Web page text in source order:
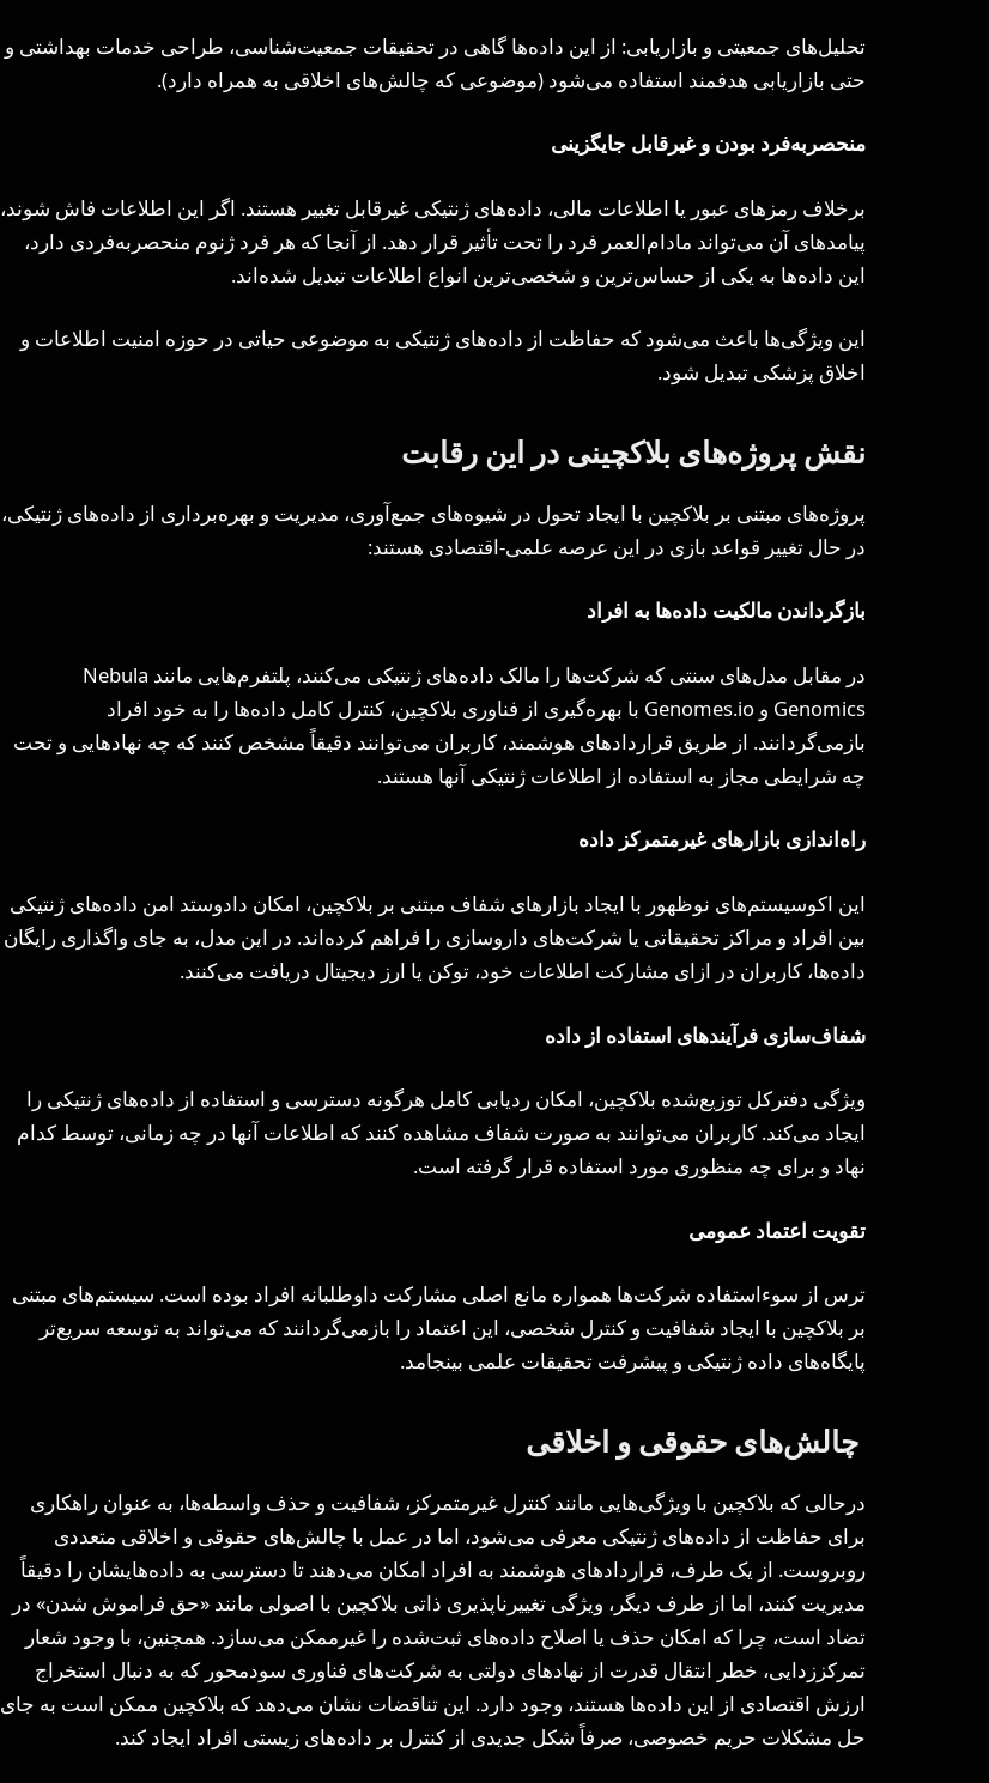
تحلیل‌های جمعیتی و بازاریابی: از این داده‌ها گاهی در تحقیقات جمعیت‌شناسی، طراحی خدمات بهداشتی و
حتی بازاریابی هدفمند استفاده می‌شود (موضوعی که چالش‌های اخلاقی به همراه دارد).
منحصربه‌فرد بودن و غیرقابل جایگزینی
برخلاف رمزهای عبور یا اطلاعات مالی، داده‌های ژنتیکی غیرقابل تغییر هستند. اگر این اطلاعات فاش شوند،
پیامدهای آن می‌تواند مادام‌العمر فرد را تحت تأثیر قرار دهد. از آنجا که هر فرد ژنوم منحصربه‌فردی دارد،
این داده‌ها به یکی از حساس‌ترین و شخصی‌ترین انواع اطلاعات تبدیل شده‌اند.
این ویژگی‌ها باعث می‌شود که حفاظت از داده‌های ژنتیکی به موضوعی حیاتی در حوزه امنیت اطلاعات و
اخلاق پزشکی تبدیل شود.
نقش پروژه‌های بلاکچینی در این رقابت
پروژه‌های مبتنی بر بلاکچین با ایجاد تحول در شیوه‌های جمع‌آوری، مدیریت و بهره‌برداری از داده‌های ژنتیکی،
در حال تغییر قواعد بازی در این عرصه علمی-اقتصادی هستند:
بازگرداندن مالکیت داده‌ها به افراد
در مقابل مدل‌های سنتی که شرکت‌ها را مالک داده‌های ژنتیکی می‌کنند، پلتفرم‌هایی مانند Nebula
Genomics و Genomes.io با بهره‌گیری از فناوری بلاکچین، کنترل کامل داده‌ها را به خود افراد
بازمی‌گردانند. از طریق قراردادهای هوشمند، کاربران می‌توانند دقیقاً مشخص کنند که چه نهادهایی و تحت
چه شرایطی مجاز به استفاده از اطلاعات ژنتیکی آنها هستند.
راه‌اندازی بازارهای غیرمتمرکز داده
این اکوسیستم‌های نوظهور با ایجاد بازارهای شفاف مبتنی بر بلاکچین، امکان دادوستد امن داده‌های ژنتیکی
بین افراد و مراکز تحقیقاتی یا شرکت‌های داروسازی را فراهم کرده‌اند. در این مدل، به جای واگذاری رایگان
داده‌ها، کاربران در ازای مشارکت اطلاعات خود، توکن یا ارز دیجیتال دریافت می‌کنند.
شفاف‌سازی فرآیندهای استفاده از داده
ویژگی دفترکل توزیع‌شده بلاکچین، امکان ردیابی کامل هرگونه دسترسی و استفاده از داده‌های ژنتیکی را
ایجاد می‌کند. کاربران می‌توانند به صورت شفاف مشاهده کنند که اطلاعات آنها در چه زمانی، توسط کدام
نهاد و برای چه منظوری مورد استفاده قرار گرفته است.
تقویت اعتماد عمومی
ترس از سوءاستفاده شرکت‌ها همواره مانع اصلی مشارکت داوطلبانه افراد بوده است. سیستم‌های مبتنی
بر بلاکچین با ایجاد شفافیت و کنترل شخصی، این اعتماد را بازمی‌گردانند که می‌تواند به توسعه سریع‌تر
پایگاه‌های داده ژنتیکی و پیشرفت تحقیقات علمی بینجامد.
چالش‌های حقوقی و اخلاقی
درحالی که بلاکچین با ویژگی‌هایی مانند کنترل غیرمتمرکز، شفافیت و حذف واسطه‌ها، به عنوان راهکاری
برای حفاظت از داده‌های ژنتیکی معرفی می‌شود، اما در عمل با چالش‌های حقوقی و اخلاقی متعددی
روبروست. از یک طرف، قراردادهای هوشمند به افراد امکان می‌دهند تا دسترسی به داده‌هایشان را دقیقاً
مدیریت کنند، اما از طرف دیگر، ویژگی تغییرناپذیری ذاتی بلاکچین با اصولی مانند «حق فراموش شدن» در
تضاد است، چرا که امکان حذف یا اصلاح داده‌های ثبت‌شده را غیرممکن می‌سازد. همچنین، با وجود شعار
تمرکززدایی، خطر انتقال قدرت از نهادهای دولتی به شرکت‌های فناوری سودمحور که به دنبال استخراج
ارزش اقتصادی از این داده‌ها هستند، وجود دارد. این تناقضات نشان می‌دهد که بلاکچین ممکن است به جای
حل مشکلات حریم خصوصی، صرفاً شکل جدیدی از کنترل بر داده‌های زیستی افراد ایجاد کند.